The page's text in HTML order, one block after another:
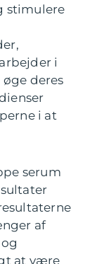
stimulere
i
deres
i at
serum
af
at være